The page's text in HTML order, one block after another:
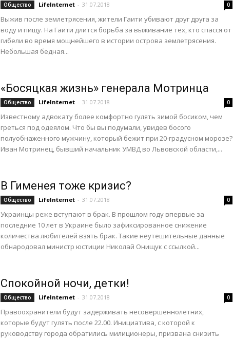
Общество LifeInternet - 31.07.2018 0
Выжив после землетрясения, жители Гаити убивают друг друга за
воду и пищу. На Гаити длится борьба за выживание тех, кто спасся от
гибели во время мощнейшего в истории острова землетрясения.
Небольшая бедная...
«Босяцкая жизнь» генерала Мотринца
Общество LifeInternet - 31.07.2018 0
Известному адвокату более комфортно гулять зимой босиком, чем
греться под одеялом. Что бы вы подумали, увидев босого
полуобнаженного мужчину, который бежит при 20-градусном морозе?
Иван Мотринец, бывший начальник УМВД во Львовской области,...
В Гименея тоже кризис?
Общество LifeInternet - 31.07.2018 0
Украинцы реже вступают в брак. В прошлом году впервые за
последние 10 лет в Украине было зафиксированное снижение
количества любителей взять брак. Такие неутешительные данные
обнародовал министр юстиции Николай Онищук с ссылкой...
Спокойной ночи, детки!
Общество LifeInternet - 31.07.2018 0
Правоохранители будут задерживать несовершеннолетних,
которые будут гулять после 22.00. Инициатива, с которой к
руководству города обратились милиционеры, призвана снизить